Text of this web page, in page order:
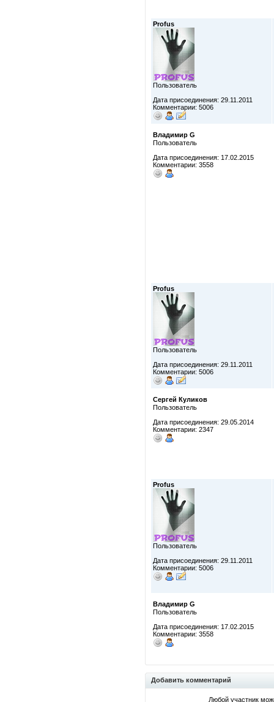
Profus
Пользователь
Дата присоединения: 29.11.2011
Комментарии: 5006
Владимир G
Пользователь
Дата присоединения: 17.02.2015
Комментарии: 3558
Profus
Пользователь
Дата присоединения: 29.11.2011
Комментарии: 5006
Сергей Куликов
Пользователь
Дата присоединения: 29.05.2014
Комментарии: 2347
Profus
Пользователь
Дата присоединения: 29.11.2011
Комментарии: 5006
Владимир G
Пользователь
Дата присоединения: 17.02.2015
Комментарии: 3558
Добавить комментарий
Любой участник